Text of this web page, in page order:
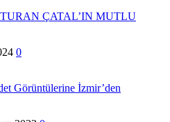
ÇATAL’IN MUTLU
0
Görüntülerine İzmir’den